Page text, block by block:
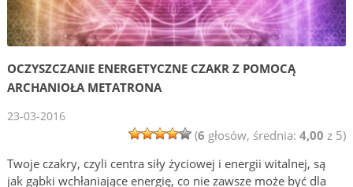
OCZYSZCZANIE ENERGETYCZNE CZAKR Z POMOCĄ
ARCHANIOŁA METATRONA
23-03-2016
(6 głosów, średnia: 4,00 z 5)
Twoje czakry, czyli centra siły życiowej i energii witalnej, są
jak gąbki wchłaniające energię, co nie zawsze może być dla